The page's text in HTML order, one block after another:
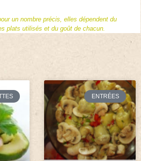
un nombre précis, elles dépendent du
plats utilisés et du goût de chacun.
ENTRÉES